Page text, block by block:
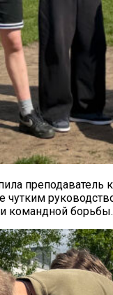
преподаватель
чутким
командной борьбы.